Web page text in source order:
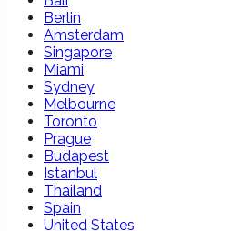
Berlin
Amsterdam
Singapore
Miami
Sydney
Melbourne
Toronto
Prague
Budapest
Istanbul
Thailand
Spain
United States